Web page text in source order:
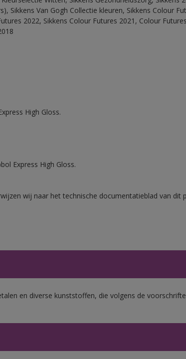
Sikkens Van Gogh Collectie kleuren, Sikkens Colour
2022, Sikkens Colour Futures 2021, Colour
High Gloss.
Express High Gloss.
wij naar het technische documentatieblad van dit
en diverse kunststoffen, die volgens de